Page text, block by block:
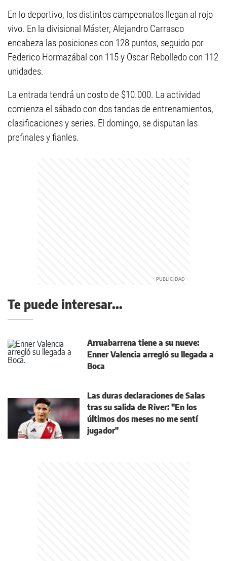
En lo deportivo, los distintos campeonatos llegan al rojo
vivo. En la divisional Máster, Alejandro Carrasco
encabeza las posiciones con 128 puntos, seguido por
Federico Hormazábal con 115 y Oscar Rebolledo con 112
unidades.
La entrada tendrá un costo de $10.000. La actividad
comienza el sábado con dos tandas de entrenamientos,
clasificaciones y series. El domingo, se disputan las
prefinales y fianles.
Te puede interesar...
Arruabarrena tiene a su nueve:
Enner Valencia arregló su llegada a
Boca
Las duras declaraciones de Salas
tras su salida de River: "En los
últimos dos meses no me sentí
jugador"